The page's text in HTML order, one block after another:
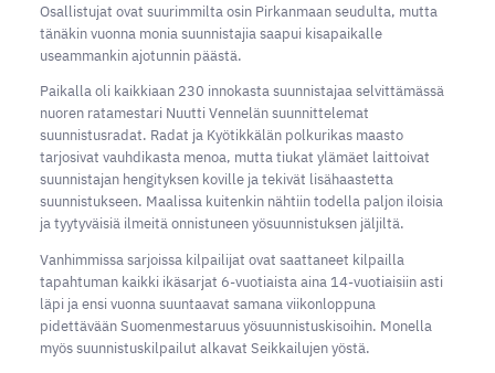
Osallistujat ovat suurimmilta osin Pirkanmaan seudulta, mutta
tänäkin vuonna monia suunnistajia saapui kisapaikalle
useammankin ajotunnin päästä.
Paikalla oli kaikkiaan 230 innokasta suunnistajaa selvittämässä
nuoren ratamestari Nuutti Vennelän suunnittelemat
suunnistusradat. Radat ja Kyötikkälän polkurikas maasto
tarjosivat vauhdikasta menoa, mutta tiukat ylämäet laittoivat
suunnistajan hengityksen koville ja tekivät lisähaastetta
suunnistukseen. Maalissa kuitenkin nähtiin todella paljon iloisia
ja tyytyväisiä ilmeitä onnistuneen yösuunnistuksen jäljiltä.
Vanhimmissa sarjoissa kilpailijat ovat saattaneet kilpailla
tapahtuman kaikki ikäsarjat 6-vuotiaista aina 14-vuotiaisiin asti
läpi ja ensi vuonna suuntaavat samana viikonloppuna
pidettävään Suomenmestaruus yösuunnistuskisoihin. Monella
myös suunnistuskilpailut alkavat Seikkailujen yöstä.